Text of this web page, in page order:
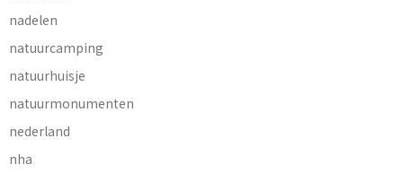
nadelen
natuurcamping
natuurhuisje
natuurmonumenten
nederland
nha